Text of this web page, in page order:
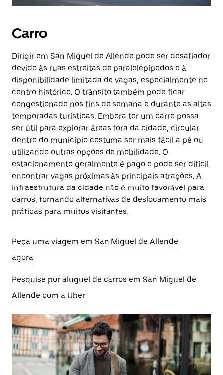
Carro
Dirigir em San Miguel de Allende pode ser desafiador
devido às ruas estreitas de paralelepípedos e à
disponibilidade limitada de vagas, especialmente no
centro histórico. O trânsito também pode ficar
congestionado nos fins de semana e durante as altas
temporadas turísticas. Embora ter um carro possa
ser útil para explorar áreas fora da cidade, circular
dentro do município costuma ser mais fácil a pé ou
utilizando outras opções de mobilidade. O
estacionamento geralmente é pago e pode ser difícil
encontrar vagas próximas às principais atrações. A
infraestrutura da cidade não é muito favorável para
carros, tornando alternativas de deslocamento mais
práticas para muitos visitantes.
Peça uma viagem em San Miguel de Allende
agora
Pesquise por aluguel de carros em San Miguel de
Allende com a Uber